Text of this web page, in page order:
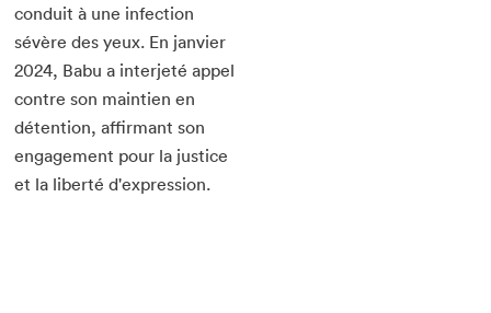
conduit à une infection
sévère des yeux. En janvier
2024, Babu a interjeté appel
contre son maintien en
détention, affirmant son
engagement pour la justice
et la liberté d'expression.